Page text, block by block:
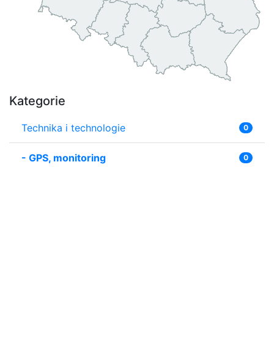
Kategorie
Technika i technologie 0
- GPS, monitoring 0